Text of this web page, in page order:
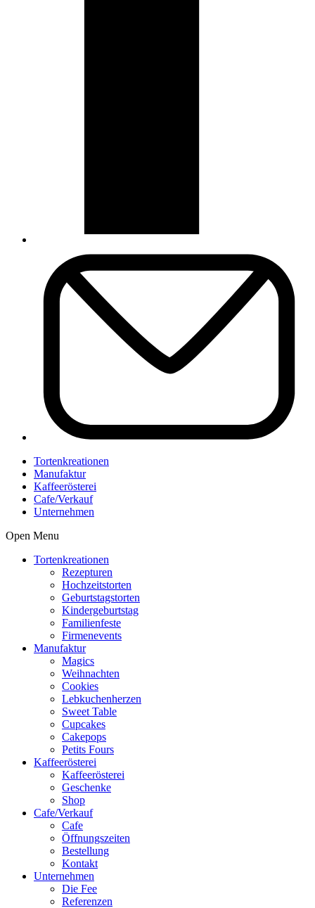
Tortenkreationen
Manufaktur
Kaffeerösterei
Cafe/Verkauf
Unternehmen
Open Menu
Tortenkreationen
Rezepturen
Hochzeitstorten
Geburtstagstorten
Kindergeburtstag
Familienfeste
Firmenevents
Manufaktur
Magics
Weihnachten
Cookies
Lebkuchenherzen
Sweet Table
Cupcakes
Cakepops
Petits Fours
Kaffeerösterei
Kaffeerösterei
Geschenke
Shop
Cafe/Verkauf
Cafe
Öffnungszeiten
Bestellung
Kontakt
Unternehmen
Die Fee
Referenzen